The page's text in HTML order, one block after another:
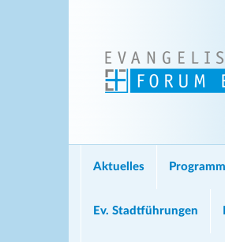
Aktuelles Programm
Ev. Stadtführungen